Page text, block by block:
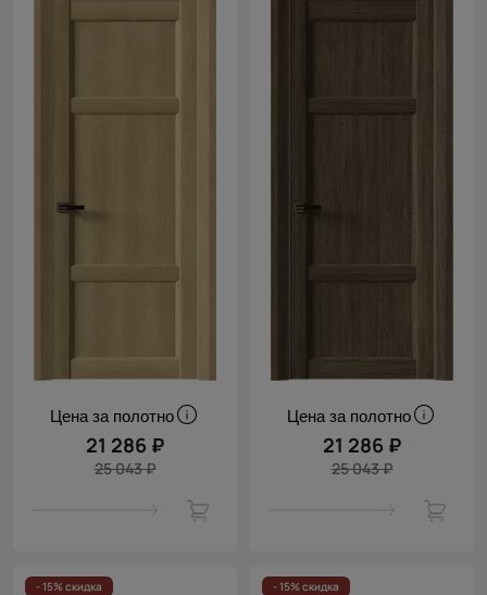
Цена за полотно
21 286 ₽
25 043 ₽
Цена за полотно
21 286 ₽
25 043 ₽
- 15% скидка - 15% скидка